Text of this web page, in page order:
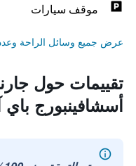
موقف سيارات
عرض جميع وسائل الراحة
تقييمات حول
أسشافينبورج